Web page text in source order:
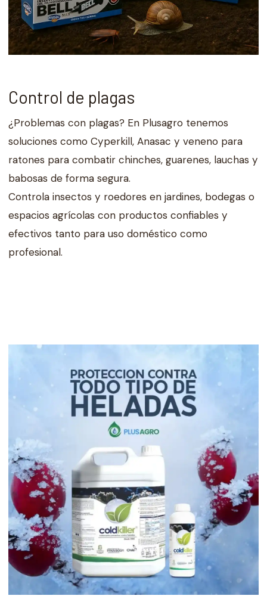
Control de plagas
¿Problemas con plagas? En Plusagro tenemos
soluciones como Cyperkill, Anasac y veneno para
ratones para combatir chinches, guarenes, lauchas y
babosas de forma segura.
Controla insectos y roedores en jardines, bodegas o
espacios agrícolas con productos confiables y
efectivos tanto para uso doméstico como
profesional.